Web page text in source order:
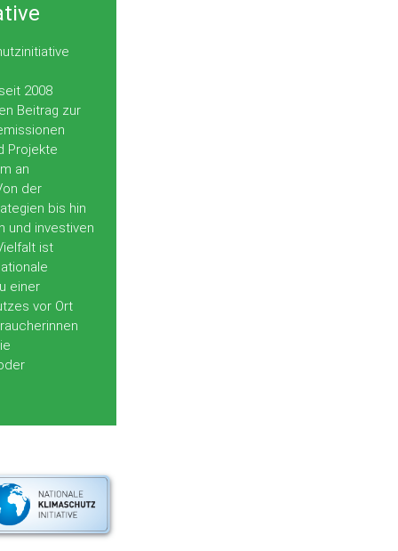
2008
Beitrag zur
Projekte
an
der
bis hin
und investiven
ist
einer
vor Ort